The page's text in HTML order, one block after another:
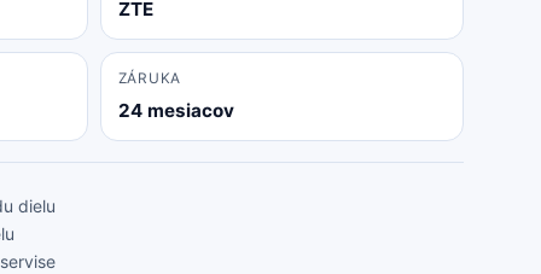
ZTE
ZÁRUKA
24 mesiacov
dielu